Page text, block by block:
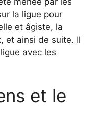
la ligue pour
et âgiste, la
et ainsi de suite. Il
avec les
et le